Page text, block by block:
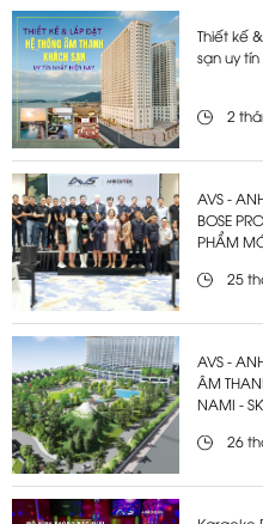
Thiết kế
sạn uy
2
AVS -
BOSE
PHẨM
25
AVS -
ÂM
NAMI -
26